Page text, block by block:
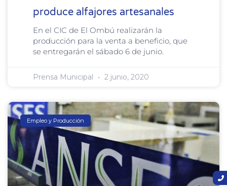
produce alfajores artesanales
En el CIC de El Ombú realizarán la
producción para la venta a beneficio, que
se entregarán el sábado 6 de junio.
Prensa Municipal 2 junio, 2020
Empleo y Producción